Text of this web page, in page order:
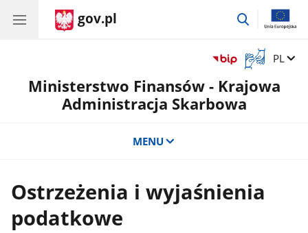
gov.pl
przejdź
Otwórz
okno
z
tłumaczem
Zmień
PL
Ministerstwo Finansów - Krajowa
Administracja Skarbowa
MENU
Ostrzeżenia i wyjaśnienia
podatkowe